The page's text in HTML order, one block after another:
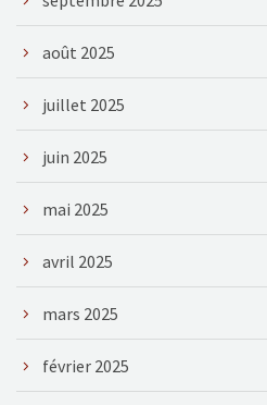
août 2025
juillet 2025
juin 2025
mai 2025
avril 2025
mars 2025
février 2025